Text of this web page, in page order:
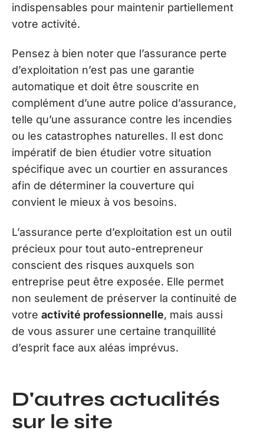
indispensables pour maintenir partiellement
votre activité.
Pensez à bien noter que l’assurance perte
d’exploitation n’est pas une garantie
automatique et doit être souscrite en
complément d’une autre police d’assurance,
telle qu’une assurance contre les incendies
ou les catastrophes naturelles. Il est donc
impératif de bien étudier votre situation
spécifique avec un courtier en assurances
afin de déterminer la couverture qui
convient le mieux à vos besoins.
L’assurance perte d’exploitation est un outil
précieux pour tout auto-entrepreneur
conscient des risques auxquels son
entreprise peut être exposée. Elle permet
non seulement de préserver la continuité de
votre activité professionnelle, mais aussi
de vous assurer une certaine tranquillité
d’esprit face aux aléas imprévus.
D'autres actualités
sur le site